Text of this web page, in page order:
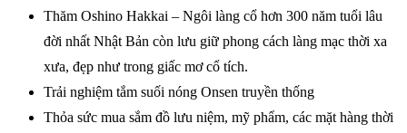
Thăm Oshino Hakkai – Ngôi làng cổ hơn 300 năm tuổi lâu
đời nhất Nhật Bản còn lưu giữ phong cách làng mạc thời xa
xưa, đẹp như trong giấc mơ cổ tích.
Trải nghiệm tắm suối nóng Onsen truyền thống
Thỏa sức mua sắm đồ lưu niệm, mỹ phẩm, các mặt hàng thời